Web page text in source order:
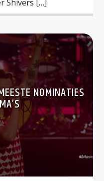
Shivers […]
NOMINATIES